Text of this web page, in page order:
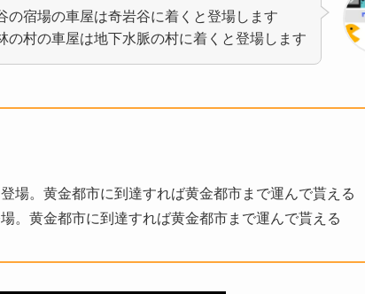
の宿場の車屋は奇岩谷に着くと登場します
の村の車屋は地下水脈の村に着くと登場します
場。黄金都市に到達すれば黄金都市まで運んで貰える
。黄金都市に到達すれば黄金都市まで運んで貰える